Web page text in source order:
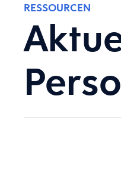
RESSOURCEN